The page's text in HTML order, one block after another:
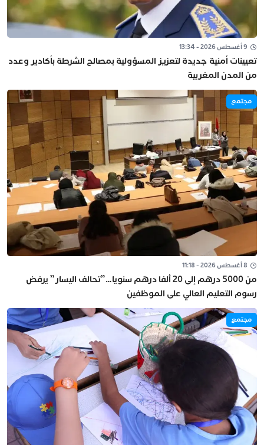
9 أغسطس 2026 - 13:34
تعيينات أمنية جديدة لتعزيز المسؤولية بمصالح الشرطة بأكادير وعدد
من المدن المغربية
مجتمع
8 أغسطس 2026 - 11:18
من 5000 درهم إلى 20 ألفا درهم سنويا…”تحالف اليسار” يرفض
رسوم التعليم العالي على الموظفين
مجتمع